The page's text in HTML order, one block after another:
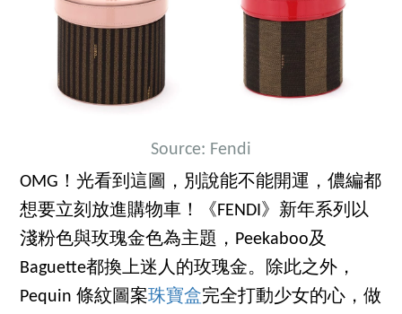
Source: Fendi
OMG！光看到這圖，別說能不能開運，儂編都
想要立刻放進購物車！《FENDI》新年系列以
淺粉色與玫瑰金色為主題，Peekaboo及
Baguette都換上迷人的玫瑰金。除此之外，
Pequin 條紋圖案珠寶盒完全打動少女的心，做